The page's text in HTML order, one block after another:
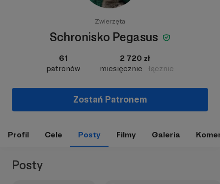
Zwierzęta
Schronisko Pegasus
61
patronów
2 720 zł
miesięcznie
łącznie
Zostań Patronem
Profil Cele Posty Filmy Galeria
Posty